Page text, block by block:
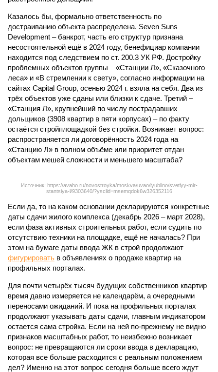
Казалось бы, формально ответственность по
достраиванию объекта распределена. Seven Suns
Development – банкрот, часть его структур признана
несостоятельной ещё в 2024 году, бенефициар компании
находится под следствием по ст. 200.3 УК РФ. Достройку
проблемных объектов группы – «Станции Л», «Сказочного
леса» и «В стремлении к свету», согласно информации на
сайтах Capital Group, осенью 2024 г. взяла на себя. Два из
трёх объектов уже сданы или близки к сдаче. Третий –
«Станция Л», крупнейший по числу пострадавших
дольщиков (3908 квартир в пяти корпусах) – по факту
остаётся стройплощадкой без стройки. Возникает вопрос:
распространяется ли договорённость 2024 года на
«Станцию Л» в полном объёме или приоритет отдан
объектам мешей сложности и меньшего масштаба?
Источник: https://avaho.ru/novostroyka/moskva/uvao/lyublino/svetlyy-mir-
stantsiya-l/9303640/?ysclid=msemqdok6w326352116
Если да, то на каком основании декларируются конкретные
даты сдачи жилого комплекса (декабрь 2026 – март 2028),
если фаза активных строительных работ, если судить по
отсутствию техники на площадке, ещё не началась? При
этом на бумаге даты ввода ЖК в строй продолжают
фигурировать в объявлениях о продаже квартир на
профильных порталах.
Для почти четырёх тысяч будущих собственников квартир
время давно измеряется не календарём, а очередными
переносами ожиданий. И пока на профильных порталах
продолжают указывать даты сдачи, главным индикатором
остается сама стройка. Если на ней по-прежнему не видно
признаков масштабных работ, то неизбежно возникает
вопрос: не превращаются ли сроки ввода в декларацию,
которая все больше расходится с реальным положением
дел? Именно на этот вопрос сегодня больше всего ждут